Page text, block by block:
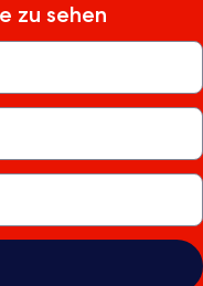
zu sehen